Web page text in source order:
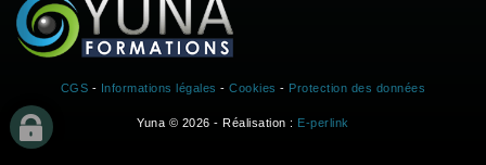
CGS - Informations légales -Cookies - Protection des données
Yuna © 2026 - Réalisation : E-perlink